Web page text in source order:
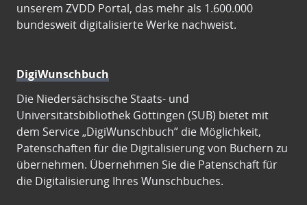
unserem ZVDD Portal, das mehr als 1.600.000
bundesweit digitalisierte Werke nachweist.
DigiWunschbuch
Die Niedersächsische Staats- und
Universitätsbibliothek Göttingen (SUB) bietet mit
dem Service „DigiWunschbuch” die Möglichkeit,
Patenschaften für die Digitalisierung von Büchern zu
übernehmen. Übernehmen Sie die Patenschaft für
die Digitalisierung Ihres Wunschbuches.